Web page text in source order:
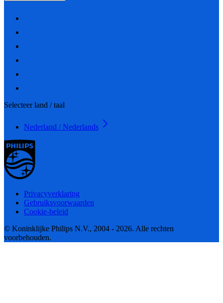
Selecteer land / taal
Nederland / Nederlands
Privacyverklaring
Gebruiksvoorwaarden
Cookie-beleid
© Koninklijke Philips N.V., 2004 - 2026. Alle rechten
voorbehouden.